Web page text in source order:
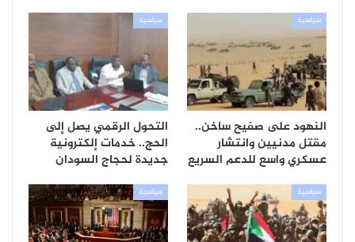
سياسية
النهود على صفيح ساخن..
مقتل مدنيين وانتشار
عسكري واسع للدعم السريع
سياسية
التحول الرقمي يصل إلى
الحج.. خدمات إلكترونية
جديدة لحجاج السودان
سياسية سياسية